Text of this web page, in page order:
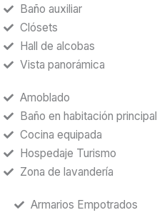
Baño auxiliar
Clósets
Hall de alcobas
Vista panorámica
Amoblado
Baño en habitación principal
Cocina equipada
Hospedaje Turismo
Zona de lavandería
Armarios Empotrados